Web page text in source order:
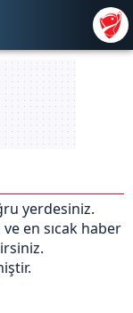
yerdesiniz.
en sıcak haber